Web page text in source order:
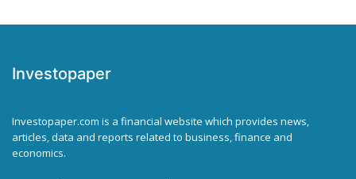
Investopaper
Investopaper.com is a financial website which provides news,
articles, data and reports related to business, finance and
economics.